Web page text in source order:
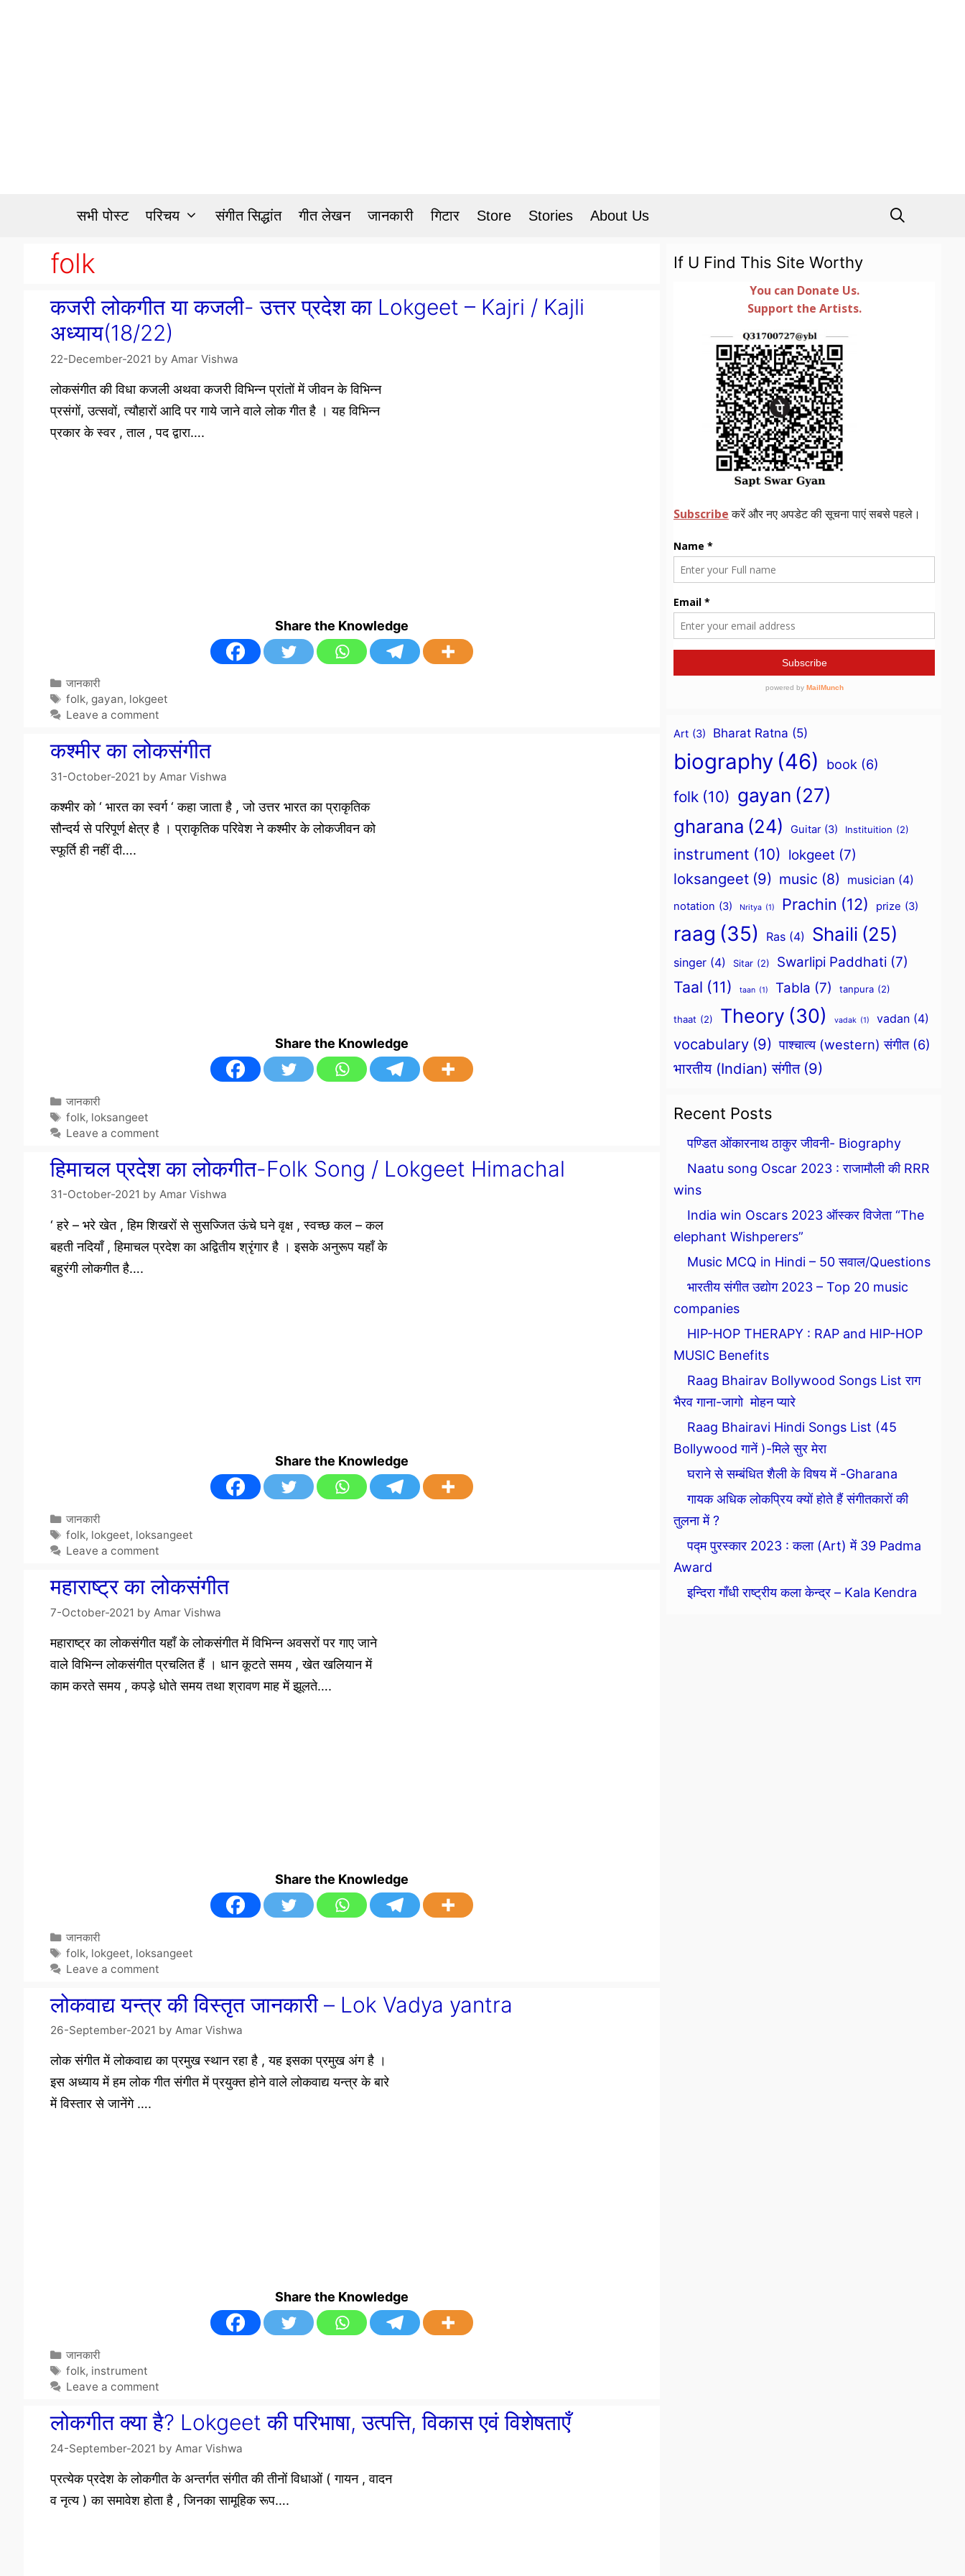
सभी पोस्ट परिचय संगीत सिद्धांत गीत लेखन जानकारी गिटार Store Stories About Us
folk
कजरी लोकगीत या कजली- उत्तर प्रदेश का Lokgeet – Kajri / Kajli
अध्याय(18/22)
22-December-2021 by Amar Vishwa
लोकसंगीत की विधा कजली अथवा कजरी विभिन्न प्रांतों में जीवन के विभिन्न
प्रसंगों, उत्सवों, त्यौहारों आदि पर गाये जाने वाले लोक गीत है । यह विभिन्न
प्रकार के स्वर , ताल , पद द्वारा….
Share the Knowledge
Categories
जानकारी
Tags
folk, gayan, lokgeet
Leave a comment
कश्मीर का लोकसंगीत
31-October-2021 by Amar Vishwa
कश्मीर को ‘ भारत का स्वर्ग ‘ कहा जाता है , जो उत्तर भारत का प्राकृतिक
सौन्दर्य से परिपूर्ण क्षेत्र है । प्राकृतिक परिवेश ने कश्मीर के लोकजीवन को
स्फूर्ति ही नहीं दी….
Share the Knowledge
Categories
जानकारी
Tags
folk, loksangeet
Leave a comment
हिमाचल प्रदेश का लोकगीत-Folk Song / Lokgeet Himachal
31-October-2021 by Amar Vishwa
‘ हरे – भरे खेत , हिम शिखरों से सुसज्जित ऊंचे घने वृक्ष , स्वच्छ कल – कल
बहती नदियाँ , हिमाचल प्रदेश का अद्वितीय श्रृंगार है । इसके अनुरूप यहाँ के
बहुरंगी लोकगीत है….
Share the Knowledge
Categories
जानकारी
Tags
folk, lokgeet, loksangeet
Leave a comment
महाराष्ट्र का लोकसंगीत
7-October-2021 by Amar Vishwa
महाराष्ट्र का लोकसंगीत यहाँ के लोकसंगीत में विभिन्न अवसरों पर गाए जाने
वाले विभिन्न लोकसंगीत प्रचलित हैं । धान कूटते समय , खेत खलियान में
काम करते समय , कपड़े धोते समय तथा श्रावण माह में झूलते….
Share the Knowledge
Categories
जानकारी
Tags
folk, lokgeet, loksangeet
Leave a comment
लोकवाद्य यन्त्र की विस्तृत जानकारी – Lok Vadya yantra
26-September-2021 by Amar Vishwa
लोक संगीत में लोकवाद्य का प्रमुख स्थान रहा है , यह इसका प्रमुख अंग है ।
इस अध्याय में हम लोक गीत संगीत में प्रयुक्त होने वाले लोकवाद्य यन्त्र के बारे
में विस्तार से जानेंगे ….
Share the Knowledge
Categories
जानकारी
Tags
folk, instrument
Leave a comment
लोकगीत क्या है? Lokgeet की परिभाषा, उत्पत्ति, विकास एवं विशेषताएँ
24-September-2021 by Amar Vishwa
प्रत्येक प्रदेश के लोकगीत के अन्तर्गत संगीत की तीनों विधाओं ( गायन , वादन
व नृत्य ) का समावेश होता है , जिनका सामूहिक रूप….
If U Find This Site Worthy
Art (3) Bharat Ratna (5)
biography (46) book (6)
folk (10) gayan (27)
gharana (24) Guitar (3) Instituition (2)
instrument (10) lokgeet (7)
loksangeet (9) music (8) musician (4)
notation (3) Nritya (1) Prachin (12) prize (3)
raag (35) Ras (4) Shaili (25)
singer (4) Sitar (2) Swarlipi Paddhati (7)
Taal (11) taan (1) Tabla (7) tanpura (2)
thaat (2) Theory (30) vadak (1) vadan (4)
vocabulary (9) पाश्चात्य (western) संगीत (6)
भारतीय (Indian) संगीत (9)
Recent Posts
पण्डित ओंकारनाथ ठाकुर जीवनी- Biography
Naatu song Oscar 2023 : राजामौली की RRR
wins
India win Oscars 2023 ऑस्कर विजेता “The
elephant Wishperers”
Music MCQ in Hindi – 50 सवाल/Questions
भारतीय संगीत उद्योग 2023 – Top 20 music
companies
HIP-HOP THERAPY : RAP and HIP-HOP
MUSIC Benefits
Raag Bhairav Bollywood Songs List राग
भैरव गाना-जागो मोहन प्यारे
Raag Bhairavi Hindi Songs List (45
Bollywood गानें )-मिले सुर मेरा
घराने से सम्बंधित शैली के विषय में -Gharana
गायक अधिक लोकप्रिय क्यों होते हैं संगीतकारों की
तुलना में ?
पद्म पुरस्कार 2023 : कला (Art) में 39 Padma
Award
इन्दिरा गाँधी राष्ट्रीय कला केन्द्र – Kala Kendra